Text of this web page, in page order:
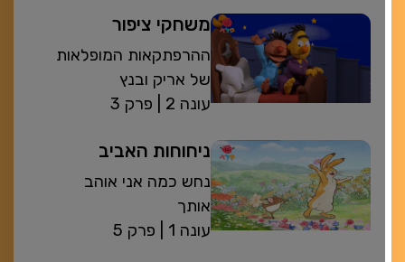
משחקי ציפור
ההרפתקאות המופלאות
של אריק ובנץ
פרק 3
| עונה 2
ניחוחות האביב
נחש כמה אני אוהב
אותך
פרק 5
| עונה 1